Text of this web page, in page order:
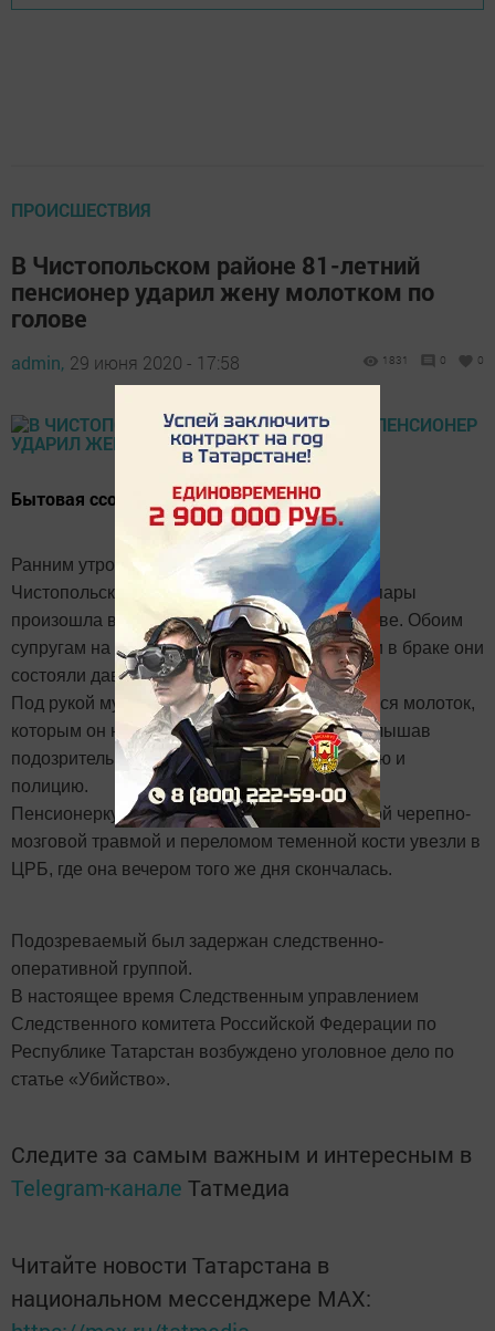
ПРОИСШЕСТВИЯ
В Чистопольском районе 81-летний
пенсионер ударил жену молотком по
голове
admin, 29 июня 2020 - 17:58 1831 0 0
Бытовая ссора обернулась трагедией.
Ранним утром 27 июня в селе Ишалькино
Чистопольского района у пожилой женатой пары
произошла внезапная ссора на бытовой почве. Обоим
супругам на тот момент было по 81-му году и в браке они
состояли давно.
Под рукой мужчины на момент ссоры оказался молоток,
которым он нанес жене удары по голове. Услышав
подозрительный шум, соседи вызвали скорую и
полицию.
Пенсионерку в тяжелом состоянии с закрытой черепно-
мозговой травмой и переломом теменной кости увезли в
ЦРБ, где она вечером того же дня скончалась.
Подозреваемый был задержан следственно-
оперативной группой.
В настоящее время Следственным управлением
Следственного комитета Российской Федерации по
Республике Татарстан возбуждено уголовное дело по
статье «Убийство».
Следите за самым важным и интересным в
Telegram-канале Татмедиа
Читайте новости Татарстана в
национальном мессенджере MАХ: